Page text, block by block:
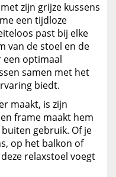
zijn grijze kussens
een tijdloze
past bij elke
van de stoel en de
een optimaal
samen met het
biedt.
maakt, is zijn
frame maakt hem
gebruik. Of je
op het balkon of
relaxstoel voegt